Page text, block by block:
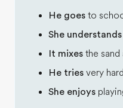
He goes to
She understands
It mixes the sand
He tries very
She enjoys